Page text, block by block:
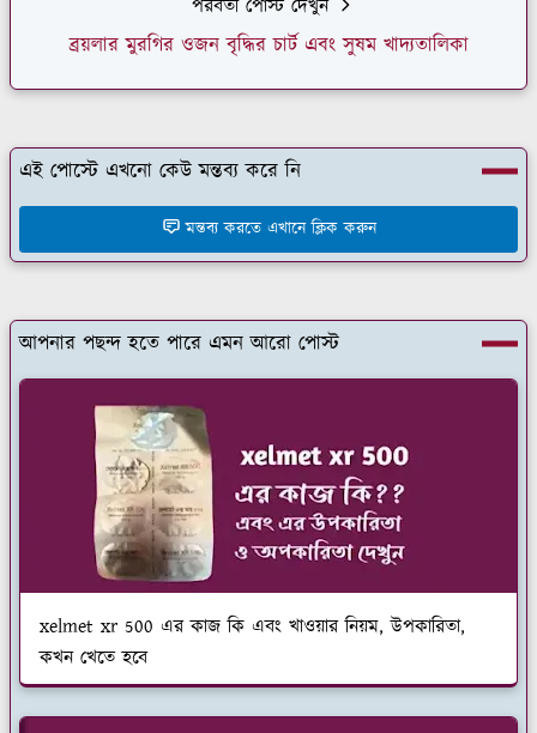
পরবর্তী পোস্ট দেখুন
ব্রয়লার মুরগির ওজন বৃদ্ধির চার্ট এবং সুষম খাদ্যতালিকা
এই পোস্টে এখনো কেউ মন্তব্য করে নি
মন্তব্য করতে এখানে ক্লিক করুন
আপনার পছন্দ হতে পারে এমন আরো পোস্ট
xelmet xr 500 এর কাজ কি এবং খাওয়ার নিয়ম, উপকারিতা,
কখন খেতে হবে